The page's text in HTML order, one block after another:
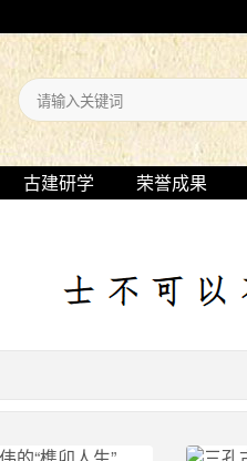
古建研学 荣誉成果